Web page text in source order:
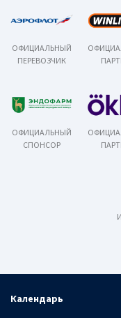
ОФИЦИАЛЬНЫЙ
ПЕРЕВОЗЧИК
ОФИЦИАЛЬНЫЙ
СПОНСОР
Календарь